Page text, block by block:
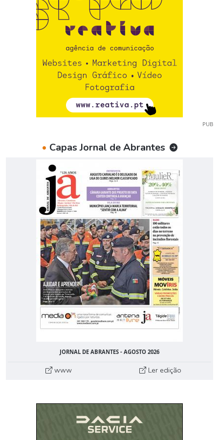
PUB
• Capas Jornal de Abrantes
JORNAL DE ABRANTES - AGOSTO 2026
www Ler edição